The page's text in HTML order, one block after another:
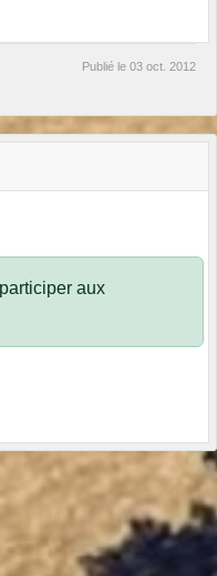
Publié le 03 oct. 2012
aux